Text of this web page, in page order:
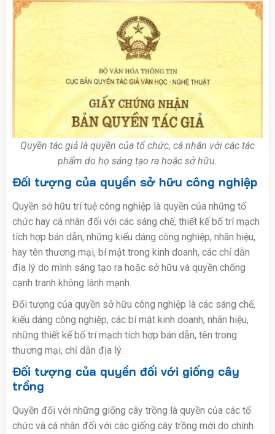
Quyền tác giả là quyền của tổ chức, cá nhân với các tác
phẩm do họ sáng tạo ra hoặc sở hữu.
Đối tượng của quyền sở hữu công nghiệp
Quyền sở hữu trí tuệ công nghiệp là quyền của những tổ
chức hay cá nhân đối với các sáng chế, thiết kế bố trí mạch
tích hợp bán dẫn, những kiểu dáng công nghiệp, nhãn hiệu,
hay tên thương mại, bí mật trong kinh doanh, các chỉ dẫn
địa lý do mình sáng tạo ra hoặc sở hữu và quyền chống
cạnh tranh không lành mạnh.
Đối tượng của quyền sở hữu công nghiệp là các sáng chế,
kiểu dáng công nghiệp, các bí mật kinh doanh, nhãn hiệu,
những thiết kế bố trí mạch tích hợp bán dẫn, tên trong
thương mại, chỉ dẫn địa lý.
Đối tượng của quyền đối với giống cây
trồng
Quyền đối với những giống cây trồng là quyền của các tổ
chức và cá nhân đối với các giống cây trồng mới do chính